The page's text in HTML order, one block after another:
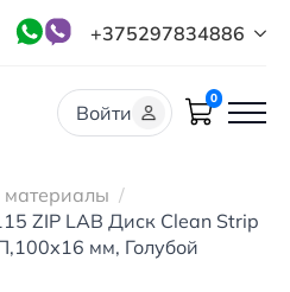
+375297834886
Войти
0
ZIP LAB Диск Clean Strip
мм, Голубой